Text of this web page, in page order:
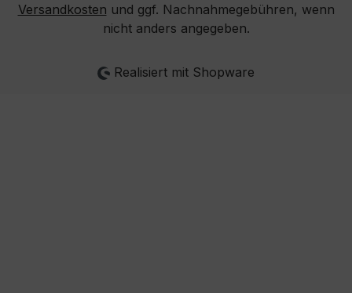
Versandkosten und ggf. Nachnahmegebühren, wenn
nicht anders angegeben.
Realisiert mit Shopware